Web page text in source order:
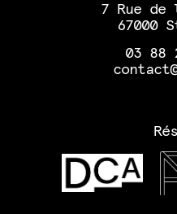
7 Rue
67000
03 88